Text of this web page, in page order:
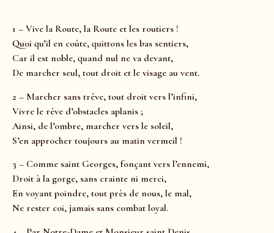
1 – Vive la Route, la Route et les routiers !
Quoi qu’il en coûte, quittons les bas sentiers,
Car il est noble, quand nul ne va devant,
De marcher seul, tout droit et le visage au vent.
2 – Marcher sans trêve, tout droit vers l’infini,
Vivre le rêve d’obstacles aplanis ;
Ainsi, de l’ombre, marcher vers le soleil,
S’en approcher toujours au matin vermeil !
3 – Comme saint Georges, fonçant vers l’ennemi,
Droit à la gorge, sans crainte ni merci,
En voyant poindre, tout près de nous, le mal,
Ne rester coi, jamais sans combat loyal.